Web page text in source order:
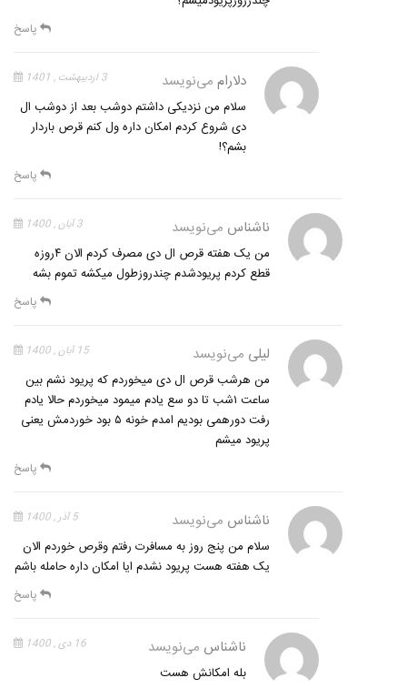
پاسخ
دلارام می‌نویسد 3 اردیبهشت , 1401
سلام من نزدیکی داشتم دوشب بعد از دوشب ال
دی شروع کردم امکان داره ول کنم قرص باردار
بشم؟!
پاسخ
ناشناس می‌نویسد 3 آبان , 1400
من یک هفته قرص ال دی مصرف کردم الان ۴روزه
قطع کردم پریودشدم چندروزطول میکشه تموم بشه
پاسخ
لیلی می‌نویسد 15 آبان , 1400
من هرشب قرص ال دی میخوردم که پریود نشم بین
ساعت ۱شب تا دو سع یادم میمود میخوردم حالا یادم
رفت دورهمی بودیم امدم خونه ۵ بود خوردمش یعنی
پریود میشم
پاسخ
ناشناس می‌نویسد 5 آذر , 1400
سلام من پنج روز به مسافرت رفتم وقرص خوردم الان
یک هفته هست پریود نشدم ایا امکان داره حامله باشم
پاسخ
ناشناس می‌نویسد 16 دی , 1400
بله امکانش هست